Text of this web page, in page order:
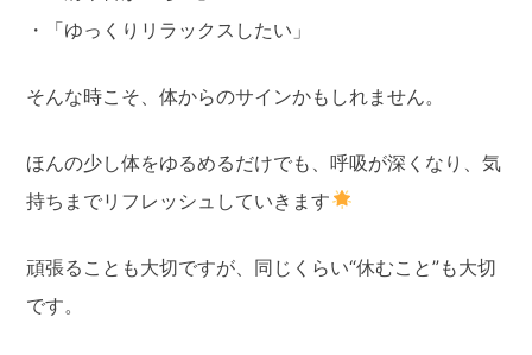
・「ゆっくりリラックスしたい」
そんな時こそ、体からのサインかもしれません。
ほんの少し体をゆるめるだけでも、呼吸が深くなり、気
持ちまでリフレッシュしていきます
頑張ることも大切ですが、同じくらい“休むこと”も大切
です。